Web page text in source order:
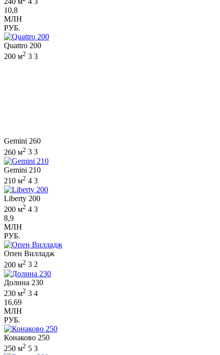
10,8
МЛН
РУБ.
Quattro 200
200 м2 3 3
Gemini 260
260 м2 3 3
Gemini 210
210 м2 4 3
Liberty 200
200 м2 4 3
8,9
МЛН
РУБ.
Опен Вилладж
200 м2 3 2
Долина 230
230 м2 3 4
16,69
МЛН
РУБ.
Конаково 250
250 м2 5 3